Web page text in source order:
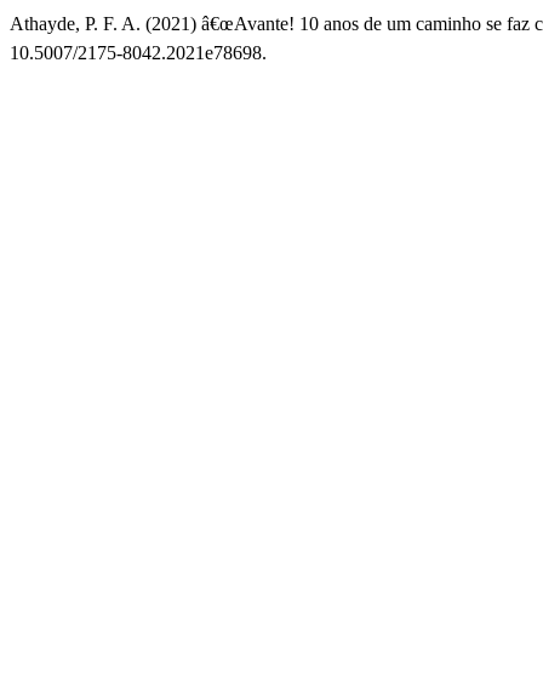
Athayde, P. F. A. (2021) â€œAvante! 10 anos de um caminho se faz
10.5007/2175-8042.2021e78698.